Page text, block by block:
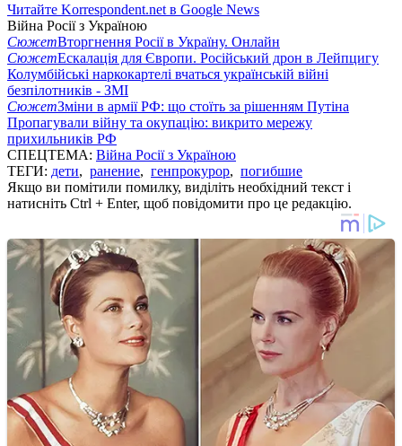
Читайте Korrespondent.net в Google News
Війна Росії з Україною
СюжетВторгнення Росії в Україну. Онлайн
СюжетЕскалація для Європи. Російський дрон в Лейпцигу
Колумбійські наркокартелі вчаться українській війні
безпілотників - ЗМІ
СюжетЗміни в армії РФ: що стоїть за рішенням Путіна
Пропагували війну та окупацію: викрито мережу
прихильників РФ
СПЕЦТЕМА: Війна Росії з Україною
ТЕГИ: дети, ранение, генпрокурор, погибшие
Якщо ви помітили помилку, виділіть необхідний текст і
натисніть Ctrl + Enter, щоб повідомити про це редакцію.